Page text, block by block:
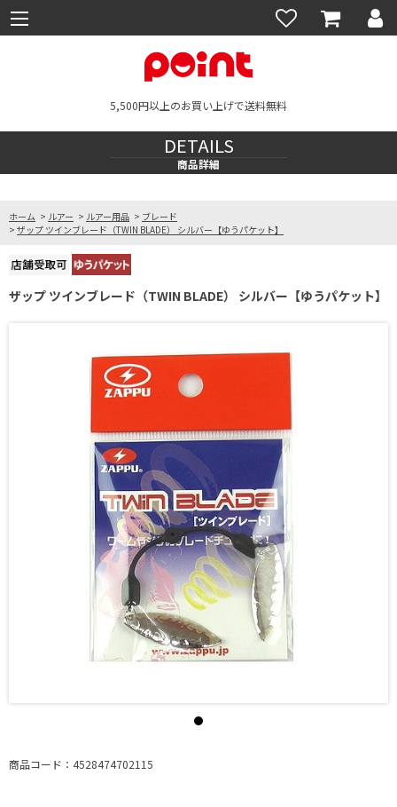
5,500円以上のお買い上げで送料無料
DETAILS
商品詳細
ホーム > ルアー > ルアー用品 > ブレード
> ザップ ツインブレード（TWIN BLADE） シルバー【ゆうパケット】
ザップ ツインブレード（TWIN BLADE） シルバー【ゆうパケット】
商品コード：4528474702115